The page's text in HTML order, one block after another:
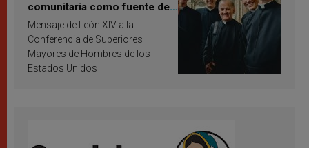
comunitaria como fuente de
inspiración y santificación
Mensaje de León XIV a la
Conferencia de Superiores
Mayores de Hombres de los
Estados Unidos